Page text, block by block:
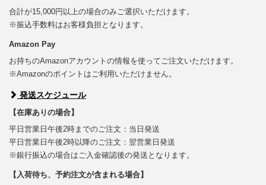
合計が15,000円以上の場合のみご選択いただけます。
※振込手数料はお客様負担となります。
Amazon Pay
お持ちのAmazonアカウントの情報を使ってご注文いただけます。
※Amazonのポイントはご利用いただけません。
発送スケジュール
【在庫ありの場合】
平日営業日午後2時までのご注文：当日発送
平日営業日午後2時以降のご注文：翌営業日発送
※銀行振込の場合はご入金確認後の発送となります。
【入荷待ち、予約注文が含まれる場合】